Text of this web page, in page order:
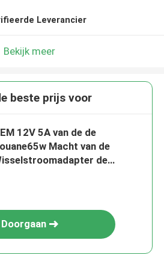
Leverancier
Bekijk meer
beste prijs voor
12V 5A van de de
Macht van de
de
Doorgaan